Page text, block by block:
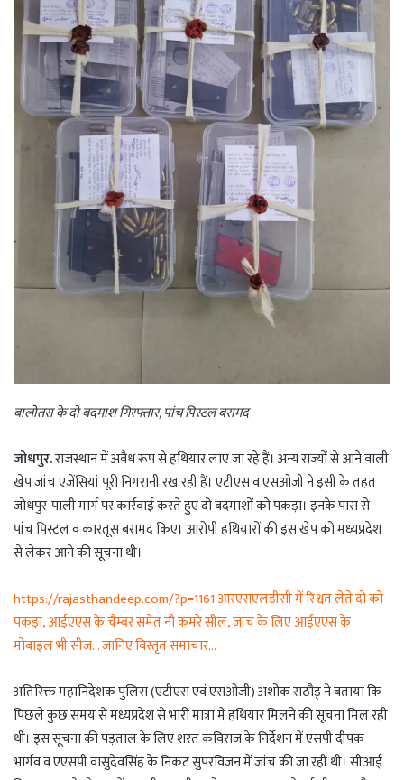
बालोतरा के दो बदमाश गिरफ्तार, पांच पिस्टल बरामद
जोधपुर.राजस्थान में अवैध रूप से हथियार लाए जा रहे हैं। अन्य राज्यों से आने वाली
खेप जांच एजेंसियां पूरी निगरानी रख रही हैं। एटीएस व एसओजी ने इसी के तहत
जोधपुर-पाली मार्ग पर कार्रवाई करते हुए दो बदमाशों को पकड़ा। इनके पास से
पांच पिस्टल व कारतूस बरामद किए। आरोपी हथियारों की इस खेप को मध्यप्रदेश
से लेकर आने की सूचना थी।
https://rajasthandeep.com/?p=1161 आरएसएलडीसी में रिश्वत लेते दो को
पकड़ा, आईएएस के चैम्बर समेत नौ कमरे सील, जांच के लिए आईएएस के
मोबाइल भी सीज… जानिए विस्तृत समाचार…
अतिरिक्त महानिदेशक पुलिस (एटीएस एवं एसओजी) अशोक राठौड् ने बताया कि
पिछले कुछ समय से मध्यप्रदेश से भारी मात्रा में हथियार मिलने की सूचना मिल रही
थी। इस सूचना की पड़ताल के लिए शरत कविराज के निर्देशन में एसपी दीपक
भार्गव व एएसपी वासुदेवसिंह के निकट सुपरविजन में जांच की जा रही थी। सीआई